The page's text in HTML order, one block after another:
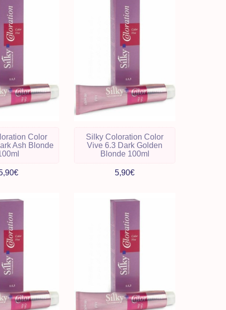
Color
Ash Blonde
Silky Coloration Color
Vive 6.3 Dark Golden
Blonde 100ml
5,90€